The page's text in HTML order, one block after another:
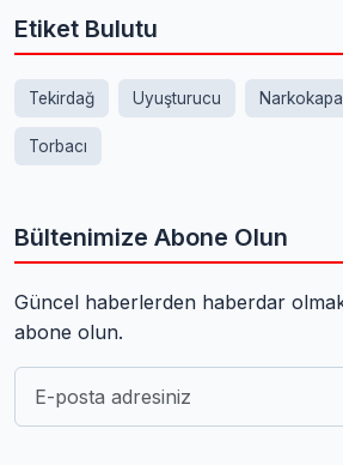
Etiket Bulutu
Tekirdağ Uyuşturucu
Torbacı
Bültenimize Abone Olun
Güncel haberlerden haberdar
abone olun.